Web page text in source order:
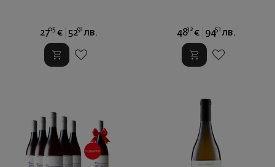
2705 € 5291 лв. 4832 € 9451 лв.